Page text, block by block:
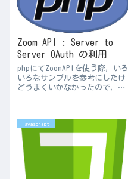
Zoom API : Server to
Server OAuth の利用
phpにてZoomAPIを使う際，いろ
いろなサンプルを参考にしたけ
どうまくいかなかったので，う
いう流れ．ini_set(
'display_errors...
javascript